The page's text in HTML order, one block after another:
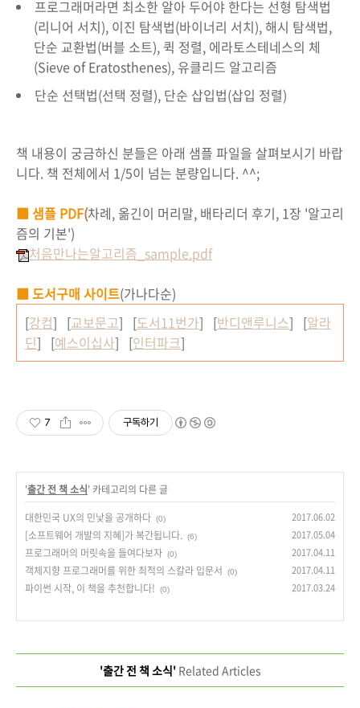
프로그래머라면 최소한 알아 두어야 한다는 선형 탐색법
(리니어 서치), 이진 탐색법(바이너리 서치), 해시 탐색법,
단순 교환법(버블 소트), 퀵 정렬, 에라토스테네스의 체
(Sieve of Eratosthenes), 유클리드 알고리즘
단순 선택법(선택 정렬), 단순 삽입법(삽입 정렬)
책 내용이 궁금하신 분들은 아래 샘플 파일을 살펴보시기 바랍
니다. 책 전체에서 1/5이 넘는 분량입니다. ^^;
■ 샘플 PDF(차례, 옮긴이 머리말, 배타리더 후기, 1장 '알고리
즘의 기본')
처음만나는알고리즘_sample.pdf
■ 도서구매 사이트(가나다순)
[강컴] [교보문고] [도서11번가] [반디앤루니스] [알라
딘] [예스이십사] [인터파크]
7 구독하기
'출간 전 책 소식' 카테고리의 다른 글
대한민국 UX의 민낯을 공개하다 (0) 2017.06.02
[소프트웨어 개발의 지혜]가 복간됩니다. (6) 2017.05.04
프로그래머의 머릿속을 들여다보자 (0) 2017.04.11
객체지향 프로그래머를 위한 최적의 스칼라 입문서 (0) 2017.04.11
파이썬 시작, 이 책을 추천합니다! (0) 2017.03.24
'출간 전 책 소식'Related Articles